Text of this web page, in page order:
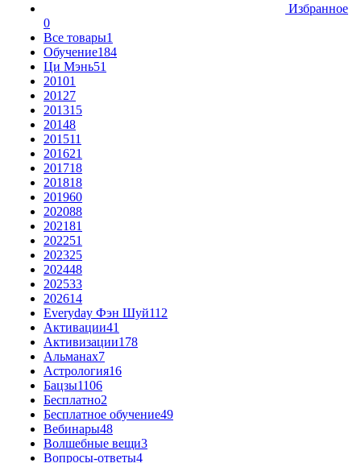
Избранное
0
Все товары1
Обучение184
Ци Мэнь51
20101
20127
201315
20148
201511
201621
201718
201818
201960
202088
202181
202251
202325
202448
202533
202614
Everyday Фэн Шуй112
Активации41
Активизации178
Альманах7
Астрология16
Бацзы1106
Бесплатно2
Бесплатное обучение49
Вебинары48
Волшебные вещи3
Вопросы-ответы4